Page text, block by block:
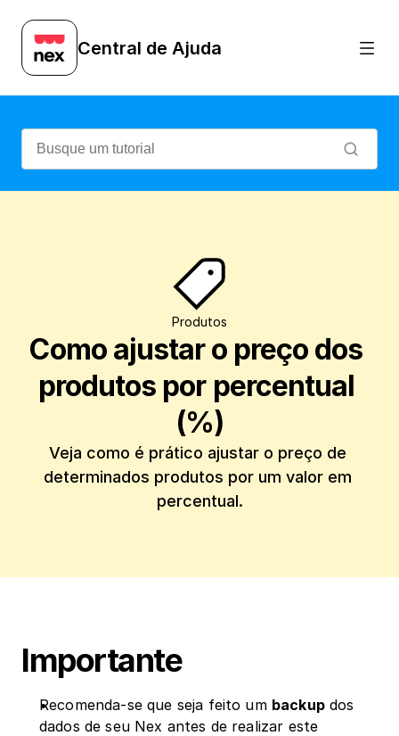
Central de Ajuda
Produtos
Como ajustar o preço dos
produtos por percentual
(%)
Veja como é prático ajustar o preço de
determinados produtos por um valor em
percentual.
Importante
Recomenda-se que seja feito um backup dos
dados de seu Nex antes de realizar este